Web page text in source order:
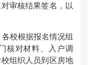
审核结果签名，以
校根据报名情况组
核对材料、入户调
组织人员到区房地